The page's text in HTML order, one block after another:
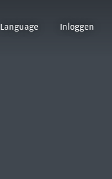
Language Inloggen